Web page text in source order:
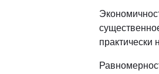
практически